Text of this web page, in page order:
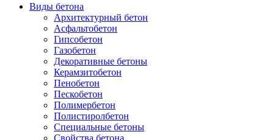
Виды бетона
Архитектурный бетон
Асфальтобетон
Гипсобетон
Газобетон
Декоративные бетоны
Керамзитобетон
Пенобетон
Пескобетон
Полимербетон
Полистиролбетон
Специальные бетоны
Свойства бетона